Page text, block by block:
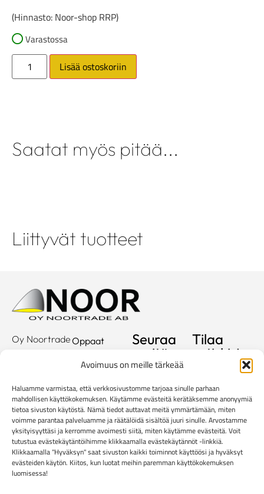
Avoimuus on meille tärkeää
Haluamme varmistaa, että verkkosivustomme tarjoaa sinulle parhaan
mahdollisen käyttökokemuksen. Käytämme evästeitä kerätäksemme anonyymiä
tietoa sivuston käytöstä. Nämä tiedot auttavat meitä ymmärtämään, miten
voimme parantaa palveluamme ja räätälöidä sisältöä juuri sinulle. Arvostamme
yksityisyyttäsi ja kerromme avoimesti siitä, miten käytämme evästeitä. Voit
tutustua evästekäytäntöihimme klikkaamalla evästekäytännöt -linkkiä.
Klikkaamalla "Hyväksyn" saat sivuston kaikki toiminnot käyttöösi ja hyväksyt
evästeiden käytön. Kiitos, kun luotat meihin paremman käyttökokemuksen
luomisessa!
(Hinnasto: Noor-shop RRP)
Varastossa
Lisää ostoskoriin
Saatat myös pitää...
Liittyvät tuotteet
Oy Noortrade
Hallimestarinkatu
20780
Kaarina
info@noortrade.fi
+358 2 51 22
500
Oppaat
Kuvastot
Showroom
Yritys
Yhteystiedot
Ajankohtaista
Seuraa
meitä
Tilaa
uutiskirje